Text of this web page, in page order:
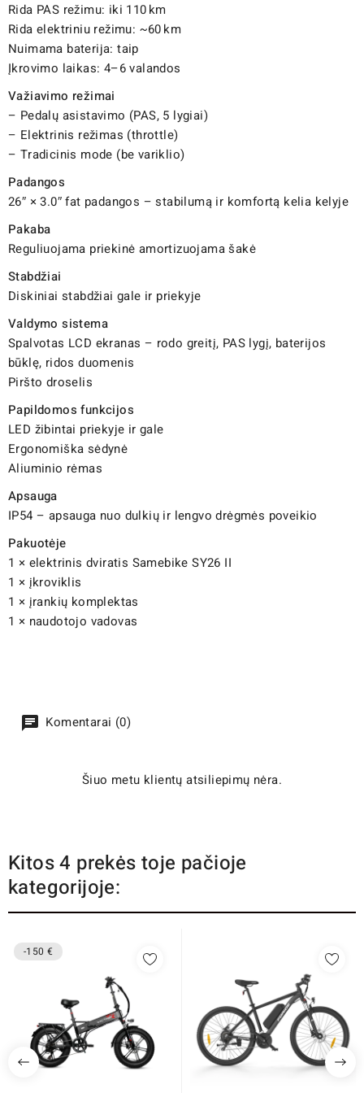
Rida PAS režimu: iki 110 km
Rida elektriniu režimu: ~60 km
Nuimama baterija: taip
Įkrovimo laikas: 4–6 valandos
Važiavimo režimai
– Pedalų asistavimo (PAS, 5 lygiai)
– Elektrinis režimas (throttle)
– Tradicinis mode (be variklio)
Padangos
26″ × 3.0″ fat padangos – stabilumą ir komfortą kelia kelyje
Pakaba
Reguliuojama priekinė amortizuojama šakė
Stabdžiai
Diskiniai stabdžiai gale ir priekyje
Valdymo sistema
Spalvotas LCD ekranas – rodo greitį, PAS lygį, baterijos
būklę, ridos duomenis
Piršto droselis
Papildomos funkcijos
LED žibintai priekyje ir gale
Ergonomiška sėdynė
Aliuminio rėmas
Apsauga
IP54 – apsauga nuo dulkių ir lengvo drėgmės poveikio
Pakuotėje
1 × elektrinis dviratis Samebike SY26 II
1 × įkroviklis
1 × įrankių komplektas
1 × naudotojo vadovas
Komentarai (0)
Šiuo metu klientų atsiliepimų nėra.
Kitos 4 prekės toje pačioje
kategorijoje:
-150 €